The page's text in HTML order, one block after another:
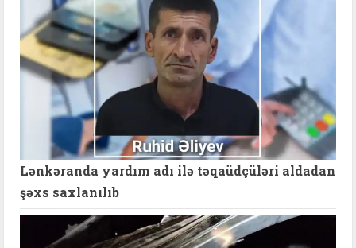
Lənkəranda yardım adı ilə təqaüdçüləri aldadan
şəxs saxlanılıb